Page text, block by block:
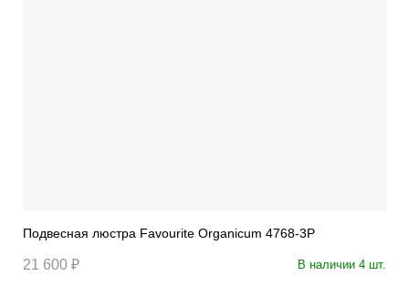
Подвесная люстра Favourite Organicum 4768-3P
21 600 ₽ В наличии 4 шт.